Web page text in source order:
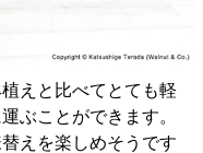
えと比べてとても軽
ぶことができます。
えを楽しめそうです